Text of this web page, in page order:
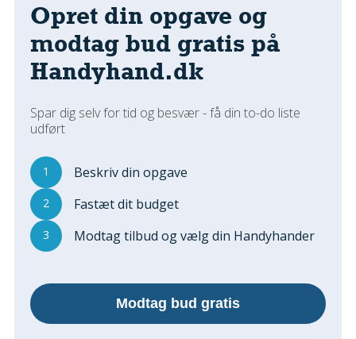
Tips Og Tests
VVS
Montage Og Udskiftning
Reparation Og Vedligehold
Varme Og Energi
Andet
MALER
Indendørs
Udendørs
Kan Det Males?
MURER
Reparationer
Om Materialer
Opret din opgave og
modtag bud gratis på
Handyhand.dk
Spar dig selv for tid og besvær - få din to-do liste
udført
1 Beskriv din opgave
2 Fastæt dit budget
3 Modtag tilbud og vælg din Handyhander
Modtag bud gratis